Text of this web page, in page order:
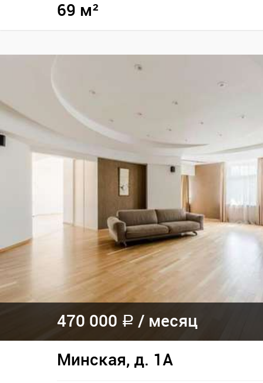
69 м²
470 000 a / месяц
Минская, д. 1А